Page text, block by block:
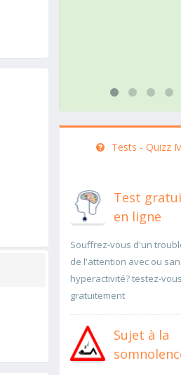
Tests - Quizz
Test
en ligne
Souffrez-vous d'un
de l'attention avec ou
hyperactivité? testez-vous
gratuitement
Sujet à la